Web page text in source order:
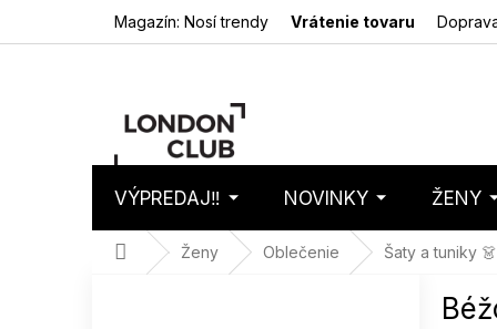
Magazín: Nosí trendy Vrátenie tovaru
košík
VÝPREDAJ‼️ NOVINKY ŽENY
DomovŽeny Oblečenie Šaty a tuniky 👗